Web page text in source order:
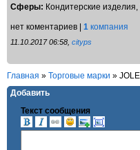
Сферы: Кондитерские
нет коментариев | 1 компания
11.10.2017 06:58, cityps
Главная » Торговые марки »
Добавить
Текст сообщения